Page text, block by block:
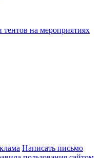
тентов на мероприятиях
Написать письмо